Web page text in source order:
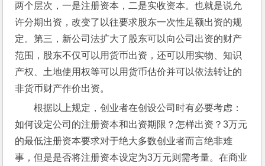
两个层次，一是注册资本，二是实收资本。也就是说允
许分期出资，改变了以往要求股东一次性足额出资的规
定。第三，新公司法扩大了股东可以向公司出资的财产
范围，股东不仅可以用货币出资，还可以用实物、知识
产权、土地使用权等可以用货币估价并可以依法转让的
非货币财产作价出资。
根据以上规定，创业者在创设公司时有必要考虑：
如何设定公司的注册资本和出资期限？怎样出资？3万元
的最低注册资本要求对于绝大多数创业者而言绝非难
事，但是是否将注册资本设定为3万元则需考量。在商业